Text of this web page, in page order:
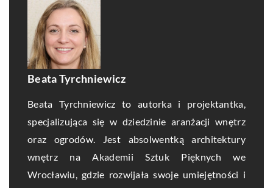
Beata Tyrchniewicz
Beata Tyrchniewicz to autorka i projektantka,
specjalizująca się w dziedzinie aranżacji wnętrz
oraz ogrodów. Jest absolwentką architektury
wnętrz na Akademii Sztuk Pięknych we
Wrocławiu, gdzie rozwijała swoje umiejętności i